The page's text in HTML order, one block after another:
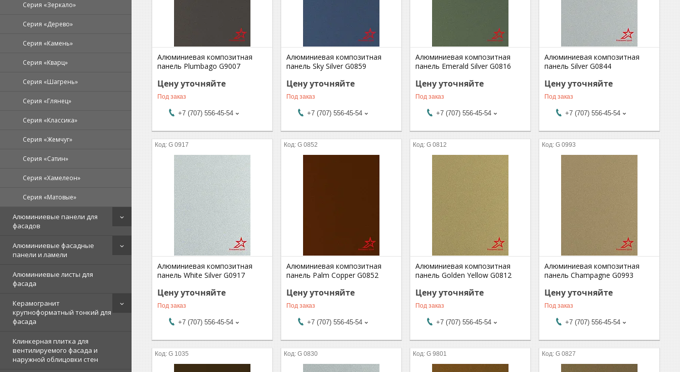
Серия «Зеркало»
Серия «Дерево»
Серия «Камень»
Серия «Кварц»
Серия «Шагрень»
Серия «Глянец»
Серия «Классика»
Серия «Жемчуг»
Серия «Сатин»
Серия «Хамелеон»
Серия «Матовые»
Алюминиевые панели для
фасадов
Алюминиевые фасадные
панели и ламели
Алюминиевые листы для
фасада
Керамогранит
крупноформатный тонкий для
фасада
Клинкерная плитка для
вентилируемого фасада и
наружной облицовки стен
Алюминиевая композитная
панель Plumbago G9007
Цену уточняйте
Под заказ
+7 (707) 556-45-54
Алюминиевая композитная
панель Sky Silver G0859
Цену уточняйте
Под заказ
+7 (707) 556-45-54
Алюминиевая композитная
панель Emerald Silver G0816
Цену уточняйте
Под заказ
+7 (707) 556-45-54
Алюминиевая композитная
панель Silver G0844
Цену уточняйте
Под заказ
+7 (707) 556-45-54
G 0917
Алюминиевая композитная
панель White Silver G0917
Цену уточняйте
Под заказ
+7 (707) 556-45-54
G 0852
Алюминиевая композитная
панель Palm Copper G0852
Цену уточняйте
Под заказ
+7 (707) 556-45-54
G 0812
Алюминиевая композитная
панель Golden Yellow G0812
Цену уточняйте
Под заказ
+7 (707) 556-45-54
G 0993
Алюминиевая композитная
панель Champagne G0993
Цену уточняйте
Под заказ
+7 (707) 556-45-54
G 1035 G 0830 G 9801 G 0827